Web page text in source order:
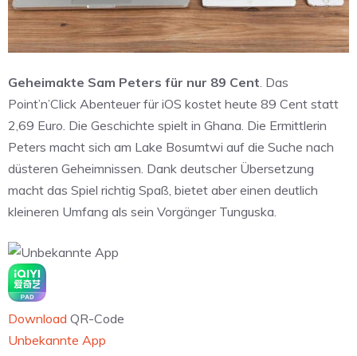
Geheimakte Sam Peters für nur 89 Cent. Das
Point’n’Click Abenteuer für iOS kostet heute 89 Cent statt
2,69 Euro. Die Geschichte spielt in Ghana. Die Ermittlerin
Peters macht sich am Lake Bosumtwi auf die Suche nach
düsteren Geheimnissen. Dank deutscher Übersetzung
macht das Spiel richtig Spaß, bietet aber einen deutlich
kleineren Umfang als sein Vorgänger Tunguska.
Download QR-Code
Unbekannte App